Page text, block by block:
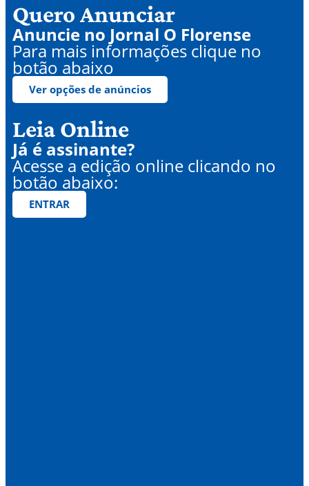
Quero Anunciar
Anuncie no Jornal O Florense
Para mais informações clique no
botão abaixo
Ver opções de anúncios
Leia Online
Já é assinante?
Acesse a edição online clicando no
botão abaixo:
ENTRAR